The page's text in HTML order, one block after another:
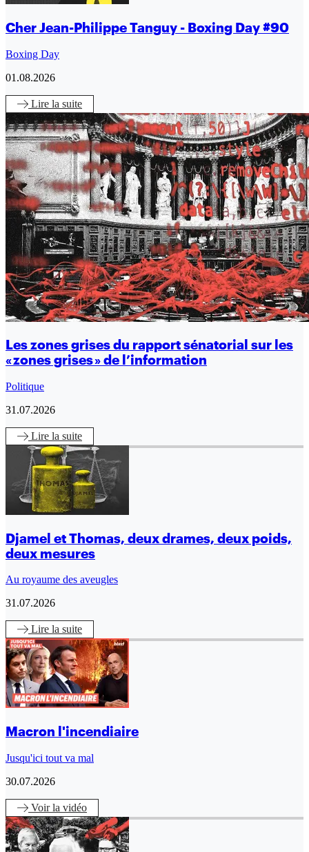
Cher Jean-Philippe Tanguy - Boxing Day #90
Boxing Day
01.08.2026
Lire la suite
Les zones grises du rapport sénatorial sur les
« zones grises » de l’information
Politique
31.07.2026
Lire la suite
Djamel et Thomas, deux drames, deux poids,
deux mesures
Au royaume des aveugles
31.07.2026
Lire la suite
Macron l'incendiaire
Jusqu'ici tout va mal
30.07.2026
Voirla vidéo